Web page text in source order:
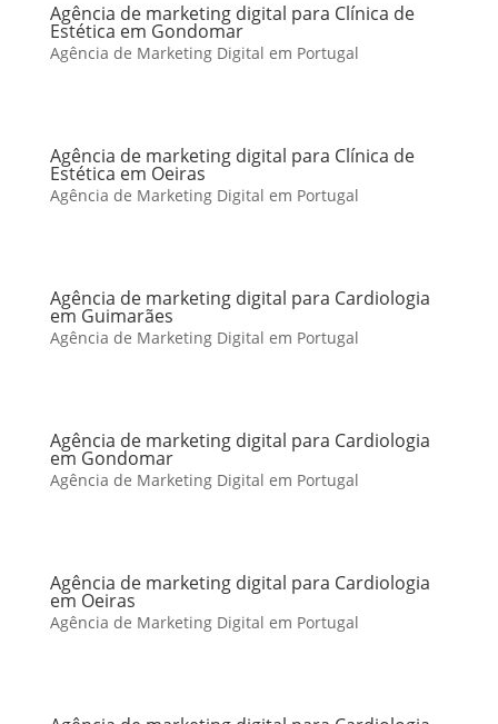
Agência de marketing digital para Clínica de
Estética em Gondomar
Agência de Marketing Digital em Portugal
Agência de marketing digital para Clínica de
Estética em Oeiras
Agência de Marketing Digital em Portugal
Agência de marketing digital para Cardiologia
em Guimarães
Agência de Marketing Digital em Portugal
Agência de marketing digital para Cardiologia
em Gondomar
Agência de Marketing Digital em Portugal
Agência de marketing digital para Cardiologia
em Oeiras
Agência de Marketing Digital em Portugal